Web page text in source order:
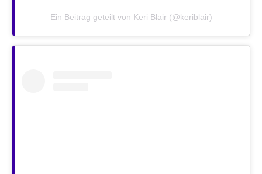
Ein Beitrag geteilt von Keri Blair (@keriblair)